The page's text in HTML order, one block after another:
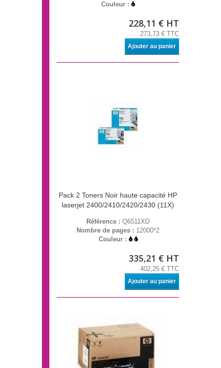
Couleur :
228,11 € HT
273,73 € TTC
Ajouter au panier
Pack 2 Toners Noir haute capacité HP
laserjet 2400/2410/2420/2430 (11X)
Référence : Q6511XD
Nombre de pages : 12000*2
Couleur :
335,21 € HT
402,25 € TTC
Ajouter au panier